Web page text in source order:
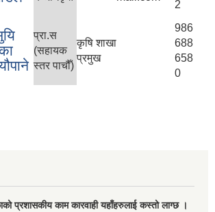
2
प्रा.स
(सहायक
स्तर पाचौँ)
कृषि शाखा
प्रमुख
986
688
658
0
प्रशासकीय काम कारवाही यहाँहरुलाई कस्तो लाग्छ ।